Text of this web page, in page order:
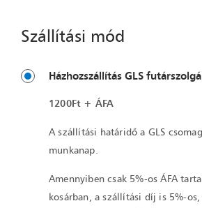
Szállítási mód
Házhozszállítás GLS
1200Ft + ÁFA
A szállítási határidő a GLS
munkanap.
Amennyiben csak 5%-os ÁFA
kosárban, a szállítási díj is 5%-